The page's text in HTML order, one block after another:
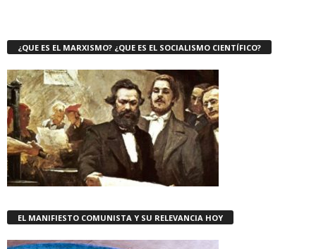
¿QUE ES EL MARXISMO? ¿QUE ES EL SOCIALISMO CIENTÍFICO?
EL MANIFIESTO COMUNISTA Y SU RELEVANCIA HOY